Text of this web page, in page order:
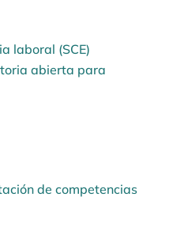
laboral (SCE)
abierta para
de competencias